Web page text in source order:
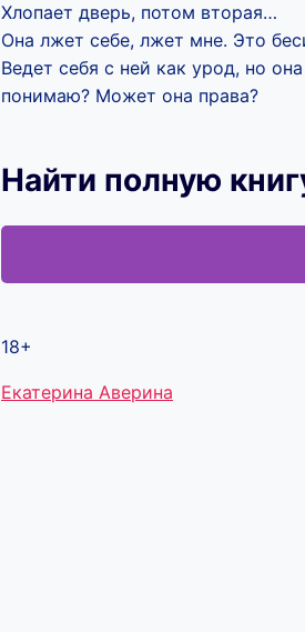
Хлопает дверь, потом вторая…
Она лжет себе, лжет мне. Это
Ведет себя с ней как урод, но
понимаю? Может она права?
Найти полную
18+
Метки
Екатерина Аверина